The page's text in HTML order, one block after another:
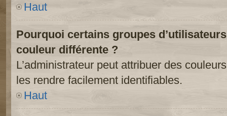
Haut
Pourquoi certains groupes
couleur différente ?
L’administrateur peut attribuer des
les rendre facilement identifiables.
Haut